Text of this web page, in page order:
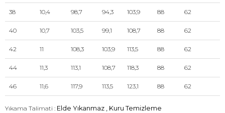
38 10,4 98,7 94,3 103,9 88 62
40 10,7 103,5 99,1 108,7 88 62
42 11 108,3 103,9 113,5 88 62
44 11,3 113,1 108,7 118,3 88 62
46 11,6 117,9 113,5 123,1 88 62
Yıkama Talimati : Elde Yıkanmaz , Kuru Temizleme